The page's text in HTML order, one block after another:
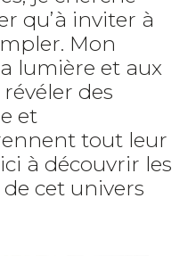
qu’à inviter à
Mon
lumière et aux
des
et
tout leur
à découvrir les
cet univers